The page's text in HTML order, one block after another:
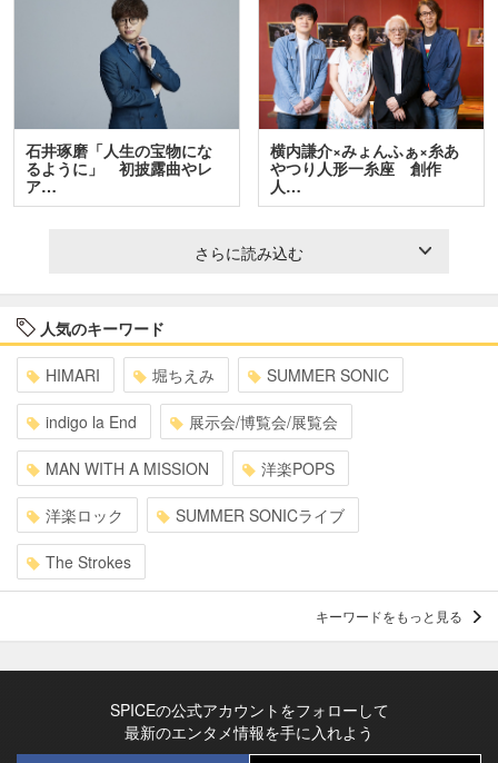
石井琢磨「人生の宝物にな
るように」 初披露曲やレ
ア…
横内謙介×みょんふぁ×糸あ
やつり人形一糸座 創作
人…
さらに読み込む
人気のキーワード
HIMARI 堀ちえみ SUMMER SONIC
indigo la End 展示会/博覧会/展覧会
MAN WITH A MISSION 洋楽POPS
洋楽ロック SUMMER SONICライブ
The Strokes
キーワードをもっと見る
SPICEの公式アカウントをフォローして
最新のエンタメ情報を手に入れよう